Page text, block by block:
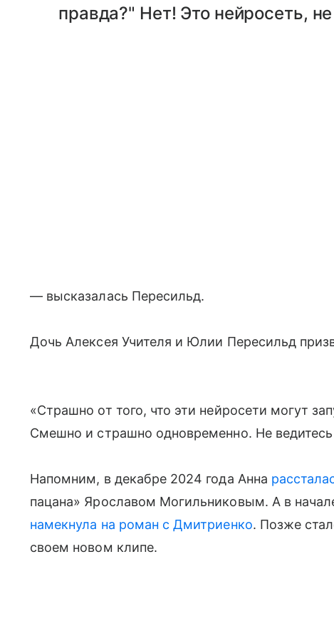
правда?" Нет! Это нейросеть,
— высказалась Пересильд.
Дочь Алексея Учителя и Юлии Пересильд
«Страшно от того, что эти нейросети могут
Смешно и страшно одновременно. Не
Напомним, в декабре 2024 года Анна
пацана» Ярославом Могильниковым. А в
намекнула на роман с Дмитриенко. Позже
своем новом клипе.